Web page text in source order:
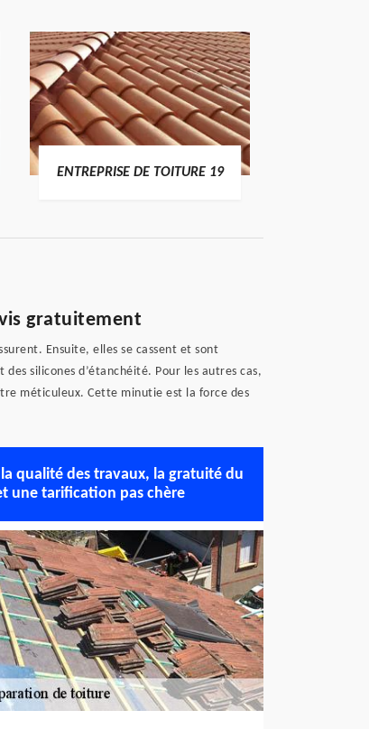
ENTREPRISE DE TOITURE 19
gratuitement
Ensuite, elles se cassent et sont
silicones d’étanchéité. Pour les autres cas,
méticuleux. Cette minutie est la force des
la qualité des travaux, la gratuité du
une tarification pas chère